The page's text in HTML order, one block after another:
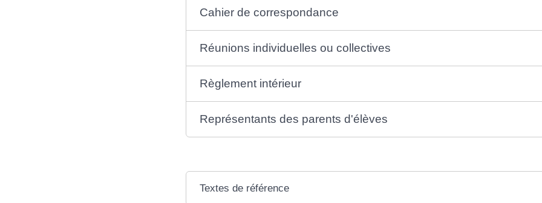
Cahier de correspondance
Réunions individuelles ou collectives
Règlement intérieur
Représentants des parents d'élèves
Textes de référence